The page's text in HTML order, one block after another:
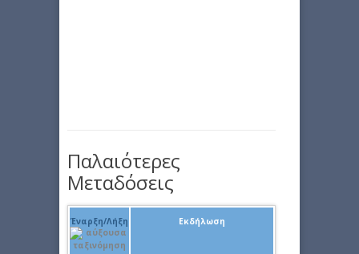
Παλαιότερες
Μεταδόσεις
Έναρξη/Λήξη Εκδήλωση